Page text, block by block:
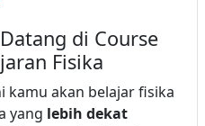
di Course
Fisika
kamu akan belajar fisika
yang lebih dekat